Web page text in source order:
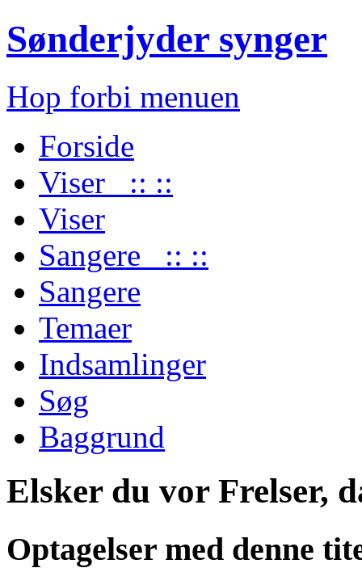
Sønderjyder synger
Hop forbi menuen
Forside
Viser :: ::
Viser
Sangere :: ::
Sangere
Temaer
Indsamlinger
Søg
Baggrund
Elsker du vor Frelser,
Optagelser med denne